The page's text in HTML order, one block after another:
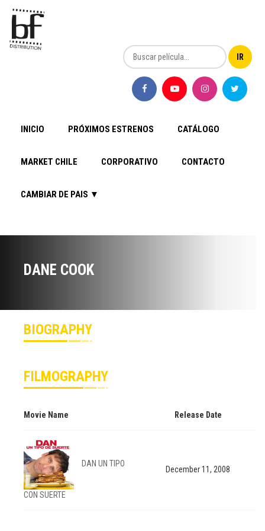
INICIO PRÓXIMOS ESTRENOS CATÁLOGO
MARKET CHILE CORPORATIVO CONTACTO
CAMBIAR DE PAIS ▼
DANE COOK
BIOGRAPHY
FILMOGRAPHY
Movie Name Release Date
DAN UN TIPO
CON SUERTE
December 11, 2008